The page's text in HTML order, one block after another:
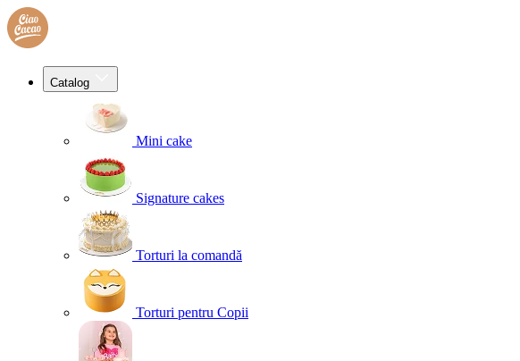
Catalog
Mini cake
Signature cakes
Torturi la comandă
Torturi pentru Copii